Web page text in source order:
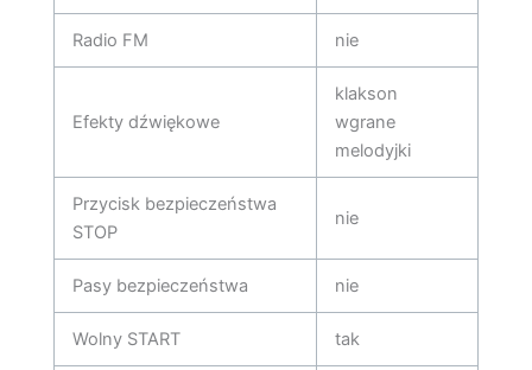
Radio FM nie
Efekty dźwiękowe
klakson
wgrane
melodyjki
Przycisk bezpieczeństwa
STOP
nie
Pasy bezpieczeństwa nie
Wolny START tak